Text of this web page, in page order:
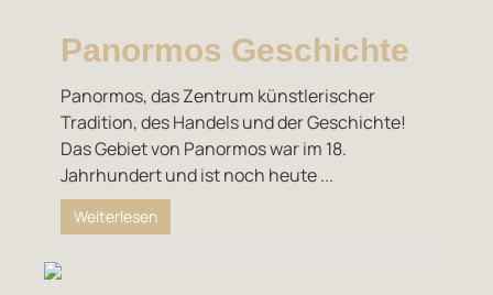
Panormos Geschichte
Panormos, das Zentrum künstlerischer
Tradition, des Handels und der Geschichte!
Das Gebiet von Panormos war im 18.
Jahrhundert und ist noch heute ...
Weiterlesen